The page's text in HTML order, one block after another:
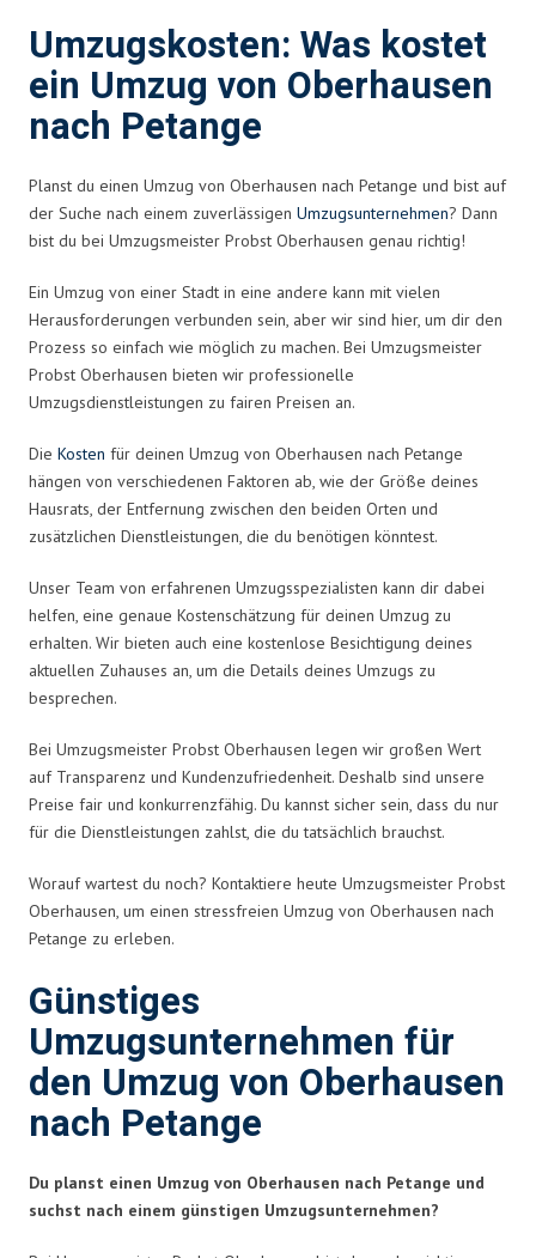
Umzugskosten: Was kostet
ein Umzug von Oberhausen
nach Petange
Planst du einen Umzug von Oberhausen nach Petange und bist auf
der Suche nach einem zuverlässigen Umzugsunternehmen? Dann
bist du bei Umzugsmeister Probst Oberhausen genau richtig!
Ein Umzug von einer Stadt in eine andere kann mit vielen
Herausforderungen verbunden sein, aber wir sind hier, um dir den
Prozess so einfach wie möglich zu machen. Bei Umzugsmeister
Probst Oberhausen bieten wir professionelle
Umzugsdienstleistungen zu fairen Preisen an.
Die Kosten für deinen Umzug von Oberhausen nach Petange
hängen von verschiedenen Faktoren ab, wie der Größe deines
Hausrats, der Entfernung zwischen den beiden Orten und
zusätzlichen Dienstleistungen, die du benötigen könntest.
Unser Team von erfahrenen Umzugsspezialisten kann dir dabei
helfen, eine genaue Kostenschätzung für deinen Umzug zu
erhalten. Wir bieten auch eine kostenlose Besichtigung deines
aktuellen Zuhauses an, um die Details deines Umzugs zu
besprechen.
Bei Umzugsmeister Probst Oberhausen legen wir großen Wert
auf Transparenz und Kundenzufriedenheit. Deshalb sind unsere
Preise fair und konkurrenzfähig. Du kannst sicher sein, dass du nur
für die Dienstleistungen zahlst, die du tatsächlich brauchst.
Worauf wartest du noch? Kontaktiere heute Umzugsmeister Probst
Oberhausen, um einen stressfreien Umzug von Oberhausen nach
Petange zu erleben.
Günstiges
Umzugsunternehmen für
den Umzug von Oberhausen
nach Petange
Du planst einen Umzug von Oberhausen nach Petange und
suchst nach einem günstigen Umzugsunternehmen?